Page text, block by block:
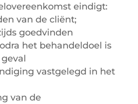
eindigt:
van de cliënt;
goedvinden
het behandeldoel is
vastgelegd in het
van de